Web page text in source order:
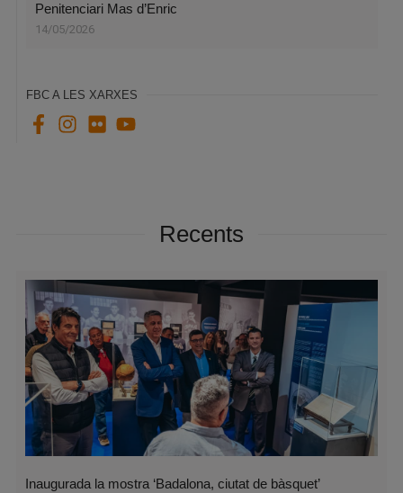
Penitenciari Mas d’Enric
14/05/2026
FBC A LES XARXES
Recents
Inaugurada la mostra ‘Badalona, ciutat de bàsquet’